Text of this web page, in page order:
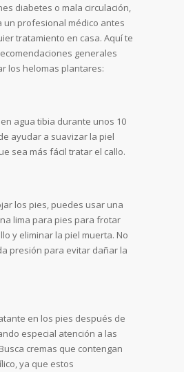
diabetes o mala circulación,
un profesional médico antes
tratamiento en casa. Aquí te
generales
los helomas plantares:
agua tibia durante unos 10
ayudar a suavizar la piel
sea más fácil tratar el callo.
los pies, puedes usar una
lima para pies para frotar
y eliminar la piel muerta. No
presión para evitar dañar la
en los pies después de
especial atención a las
cremas que contengan
ya que estos